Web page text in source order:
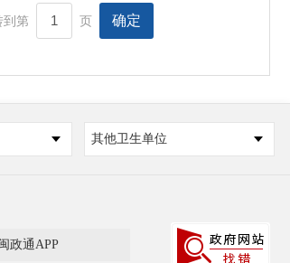
到第 页 确定
其他卫生单位
政通APP